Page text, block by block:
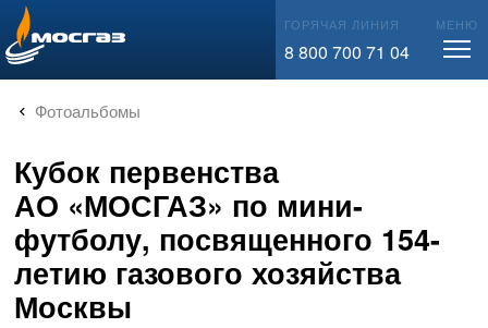
info@mos-gaz.ru ГОРЯЧАЯ ЛИНИЯ
8 800 700 71 04
МЕНЮ
Фотоальбомы
Кубок первенства
АО «МОСГАЗ» по мини-
футболу, посвященного 154-
летию газового хозяйства
Москвы